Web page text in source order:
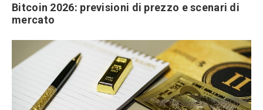
Bitcoin 2026: previsioni di prezzo e scenari di
mercato